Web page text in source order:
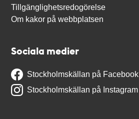
Tillgänglighetsredogörelse
Om kakor på webbplatsen
Sociala medier
Stockholmskällan på Facebook
Stockholmskällan på Instagram